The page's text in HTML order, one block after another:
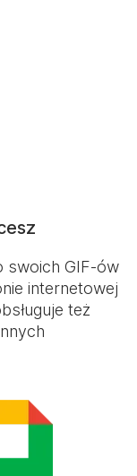
swoich GIF-ów
internetowej
też